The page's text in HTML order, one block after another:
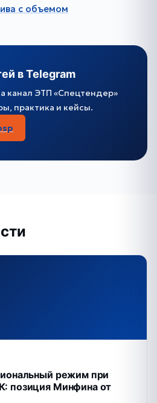
с объемом
в Telegram
канал ЭТП «Спецтендер»
практика и кейсы.
режим при
позиция Минфина от